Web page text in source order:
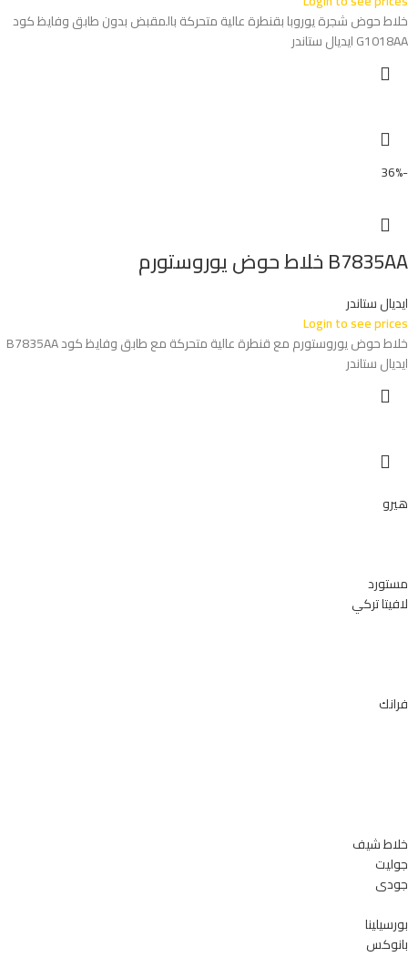
خلاط حوض شجرة يوروبا بقنطرة عالية متحركة بالمقبض بدون طابق وفايظ كود
G1018AA ايديال ستاندر
-36%
B7835AA خلاط حوض يوروستورم
ايديال ستاندر
Login to see prices
خلاط حوض يوروستورم مع قنطرة عالية متحركة مع طابق وفايظ كود B7835AA
ايديال ستاندر
هيرو
مستورد
لافيتا تركي
فرانك
خلاط شيف
جوليت
جودى
بورسيلينا
بانوكس